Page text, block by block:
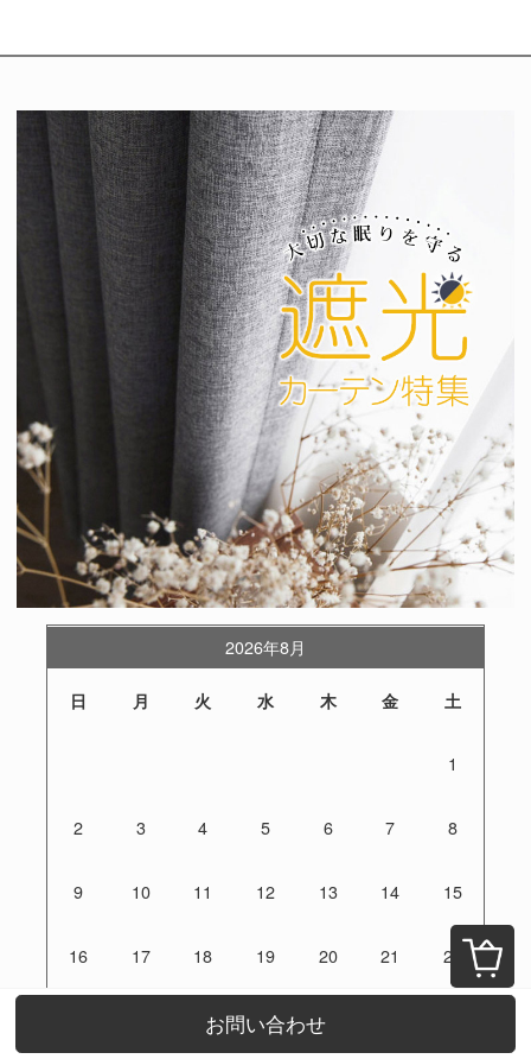
お問い合わせ
2026年8月
日 月 火 水 木 金 土
1
2 3 4 5 6 7 8
9 10 11 12 13 14 15
16 17 18 19 20 21 22
25 26 27